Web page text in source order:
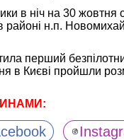
в ніч на 30 жовтня
районі н.п.
перший
в Києві пройшли